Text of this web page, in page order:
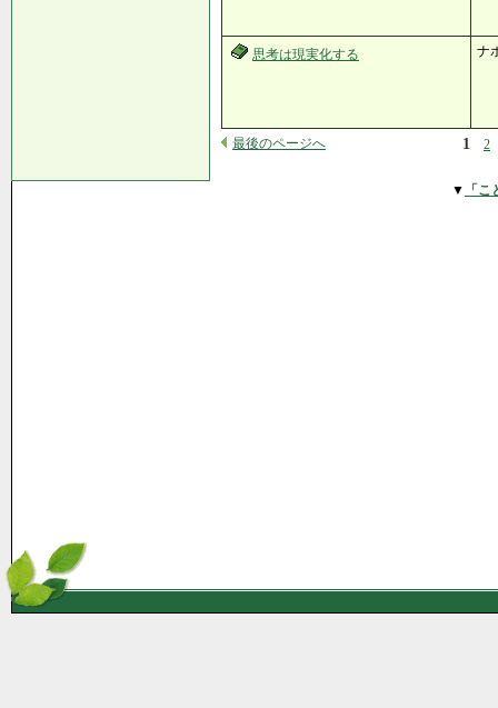
思考は現実化する ナ
最後のページへ 1 2
▼ 「